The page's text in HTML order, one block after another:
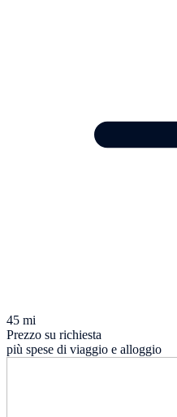
45 mi
Prezzo su richiesta
più spese di viaggio e alloggio